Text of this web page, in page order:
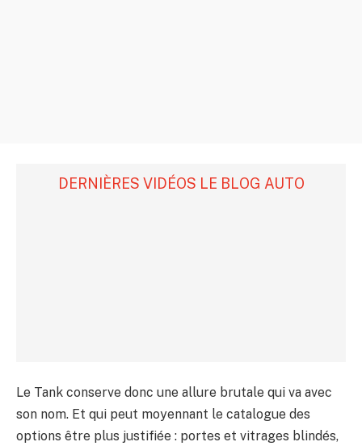
DERNIÈRES VIDÉOS LE BLOG AUTO
Le Tank conserve donc une allure brutale qui va avec
son nom. Et qui peut moyennant le catalogue des
options être plus justifiée : portes et vitrages blindés,